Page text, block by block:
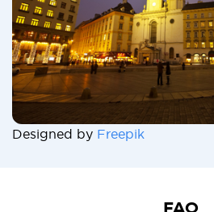
Designed by Freepik
FAQ